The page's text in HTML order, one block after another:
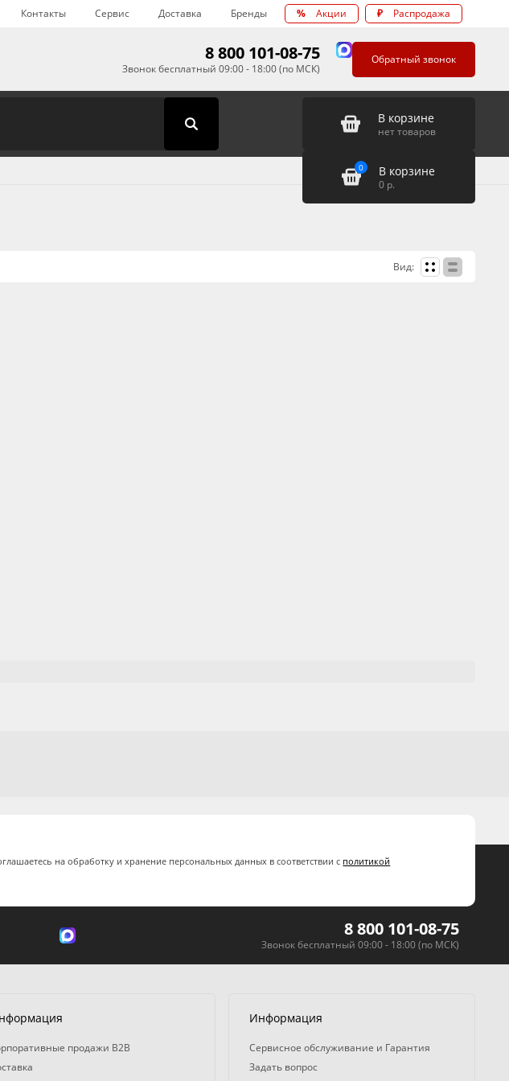
Контакты Сервис Доставка Бренды % Акции ₽ Распродажа
8 800 101-08-75
Звонок бесплатный 09:00 - 18:00 (по МСК)
Обратный звонок
В корзине
нет товаров
0 В корзине
0 р.
Вид:
на обработку и хранение персональных данных в соответствии с политикой
8 800 101-08-75
Звонок бесплатный 09:00 - 18:00 (по МСК)
продажи B2B
Информация
Сервисное обслуживание и Гарантия
Задать вопрос